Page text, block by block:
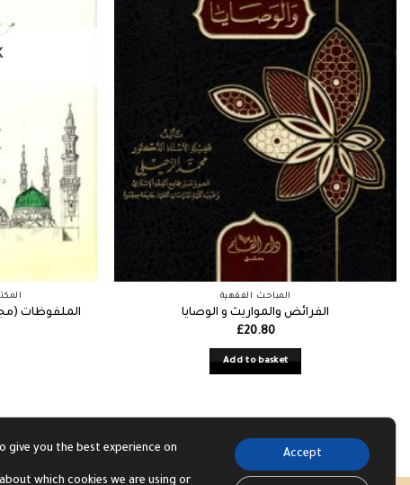
الملفوظات
المباحث الفقهية
الفرائض والمواريث و الوصايا
£20.80
Add to basket
give you the best experience on
which cookies we are using or
Accept